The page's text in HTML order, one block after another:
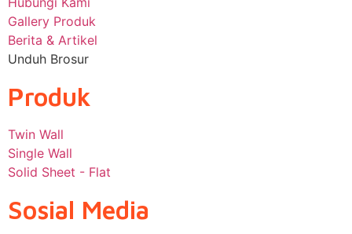
Gallery Produk
Berita & Artikel
Unduh Brosur
Produk
Twin Wall
Single Wall
Solid Sheet - Flat
Sosial Media